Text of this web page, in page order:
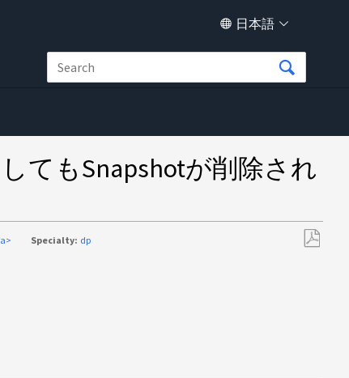
日本語
てもSnapshotが削除され
Specialty: dp